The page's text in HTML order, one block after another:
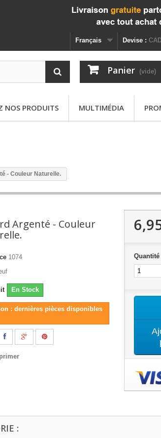
Devise :
Français
Panier (vide)
NOS PRODUITS MULTIMÉDIA
- Couleur Naturelle.
Argenté - Couleur
1074
En Stock
: dernières pièces disponibles
Quantité
: